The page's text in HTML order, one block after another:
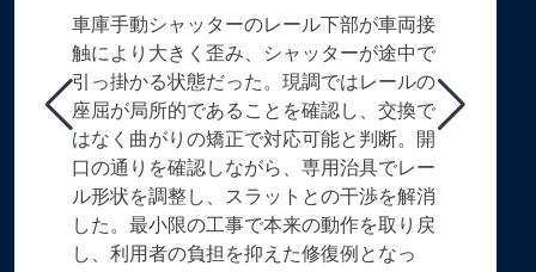
車庫手動シャッターのレール下部が車両接
触により大きく歪み、シャッターが途中で
引っ掛かる状態だった。現調ではレールの
座屈が局所的であることを確認し、交換で
はなく曲がりの矯正で対応可能と判断。開
口の通りを確認しながら、専用治具でレー
ル形状を調整し、スラットとの干渉を解消
した。最小限の工事で本来の動作を取り戻
し、利用者の負担を抑えた修復例となっ